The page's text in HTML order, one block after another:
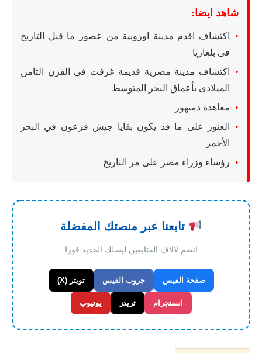
شاهد ايضا:
اكتشاف اقدم مدينة اوروبية من عصور ما قبل التاريخ
فى بلغاريا
اكتشاف مدينة مصرية قديمة غرقت في القرن الثامن
الميلادى بأعماق البحر المتوسط
معاهدة دمنهور
العثور على ما قد يكون بقايا جيش فرعون في البحر
الأحمر
رؤساء وزراء مصر على مر التاريخ
تابعنا عبر منصتك المفضلة
انضم لالاف المتابعين ليصلك الجديد فورا
صفحة الفيس جروب الفيس تويتر (X)
انستجرام ثريدز يوتيوب